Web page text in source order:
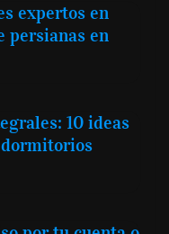
expertos en
persianas en
10 ideas